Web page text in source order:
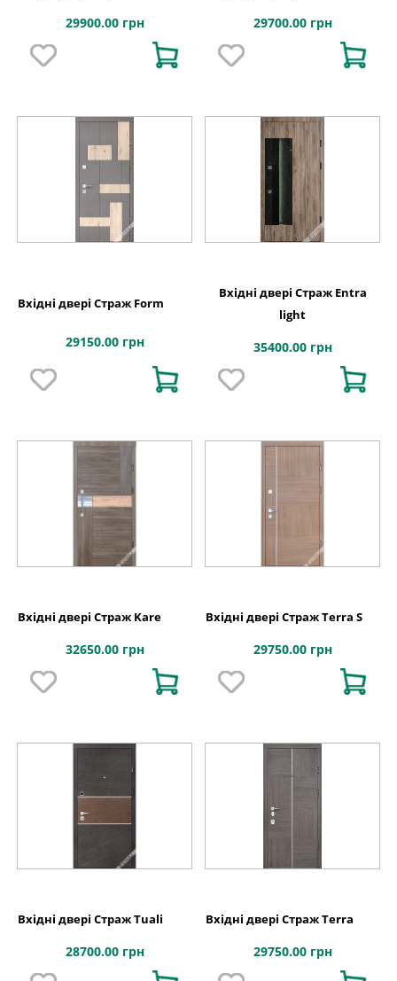
29900.00 грн 29700.00 грн
Вхідні двері Страж Form
29150.00 грн
Вхідні двері Страж Entra
light
35400.00 грн
Вхідні двері Страж Kare
32650.00 грн
Вхідні двері Страж Terra S
29750.00 грн
Вхідні двері Страж Tuali
28700.00 грн
Вхідні двері Страж Terra
29750.00 грн